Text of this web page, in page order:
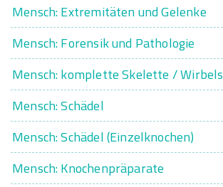
Mensch: Extremitäten und Gelenke
Mensch: Forensik und Pathologie
Mensch: komplette Skelette /
Mensch: Schädel
Mensch: Schädel (Einzelknochen)
Mensch: Knochenpräparate